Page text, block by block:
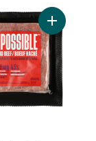
Ajouter Simili-ViandeAjouter